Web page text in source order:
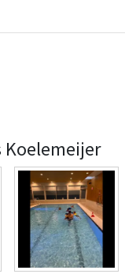
Koelemeijer